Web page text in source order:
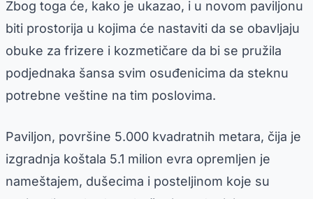
Zbog toga će, kako je ukazao, i u novom paviljonu
biti prostorija u kojima će nastaviti da se obavljaju
obuke za frizere i kozmetičare da bi se pružila
podjednaka šansa svim osuđenicima da steknu
potrebne veštine na tim poslovima.
Paviljon, površine 5.000 kvadratnih metara, čija je
izgradnja koštala 5.1 milion evra opremljen je
nameštajem, dušecima i posteljinom koje su